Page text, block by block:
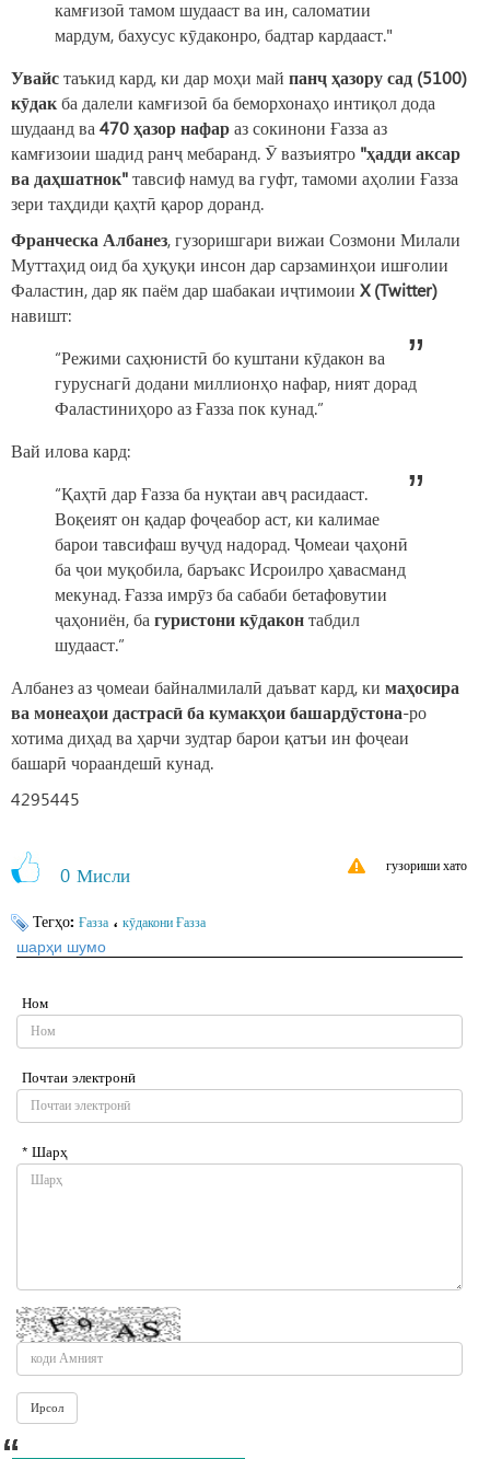
камғизоӣ тамом шудааст ва ин, саломатии
мардум, бахусус кӯдаконро, бадтар кардааст."
Увайстаъкид кард, ки дар моҳи май панҷ ҳазору сад (5100)
кӯдакба далели камғизоӣ ба беморхонаҳо интиқол дода
шудаанд ва470 ҳазор нафараз сокинони Ғазза аз
камғизоии шадид ранҷ мебаранд. Ӯ вазъиятро "ҳадди аксар
ва даҳшатнок"тавсиф намуд ва гуфт, тамоми аҳолии Ғазза
зери таҳдиди қаҳтӣ қарор доранд.
Франческа Албанез, гузоришгари вижаи Созмони Милали
Муттаҳид оид ба ҳуқуқи инсон дар сарзаминҳои ишғолии
Фаластин, дар як паём дар шабакаи иҷтимоии X (Twitter)
навишт:
“Режими саҳюнистӣ бо куштани кӯдакон ва
гуруснагӣ додани миллионҳо нафар, ният дорад
Фаластиниҳоро аз Ғазза пок кунад.”
Вай илова кард:
“Қаҳтӣ дар Ғазза ба нуқтаи авҷ расидааст.
Воқеият он қадар фоҷеабор аст, ки калимае
барои тавсифаш вуҷуд надорад. Ҷомеаи ҷаҳонӣ
ба ҷои муқобила, баръакс Исроилро ҳавасманд
мекунад. Ғазза имрӯз ба сабаби бетафовутии
ҷаҳониён, багуристони кӯдаконтабдил
шудааст.”
Албанез аз ҷомеаи байналмилалӣ даъват кард, ки маҳосира
ва монеаҳои дастрасӣ ба кумакҳои башардӯстона-ро
хотима диҳад ва ҳарчи зудтар барои қатъи ин фоҷеаи
башарӣ чораандешӣ кунад.
4295445
0 Мисли гузориши хато
Тегҳо: Ғазза ، кӯдакони Ғазза
шарҳи шумо
Ном
Почтаи электронӣ
* Шарҳ